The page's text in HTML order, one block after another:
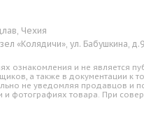
Чехия
«Колядичи», ул. Бабушкина,
ознакомления и не является
а также в документации к
не уведомляя продавцов и
фотографиях товара. При